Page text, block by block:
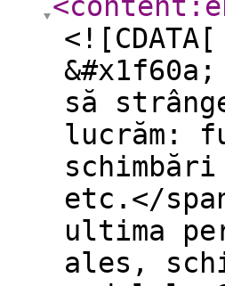
să
lucrăm:
etc.</
ultima
ales,